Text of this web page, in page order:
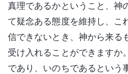
真理であるかということ、神
て疑念ある態度を維持し、こ
信できないとき、神から来る
受け入れることができますか
であり、いのちであるという